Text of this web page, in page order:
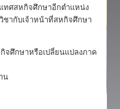
ทศสหกิจศึกษาอีกตำแหน่ง
ชากับเจ้าหน้าที่สหกิจศึกษา
จศึกษาหรือเปลี่ยนแปลงภาค
น